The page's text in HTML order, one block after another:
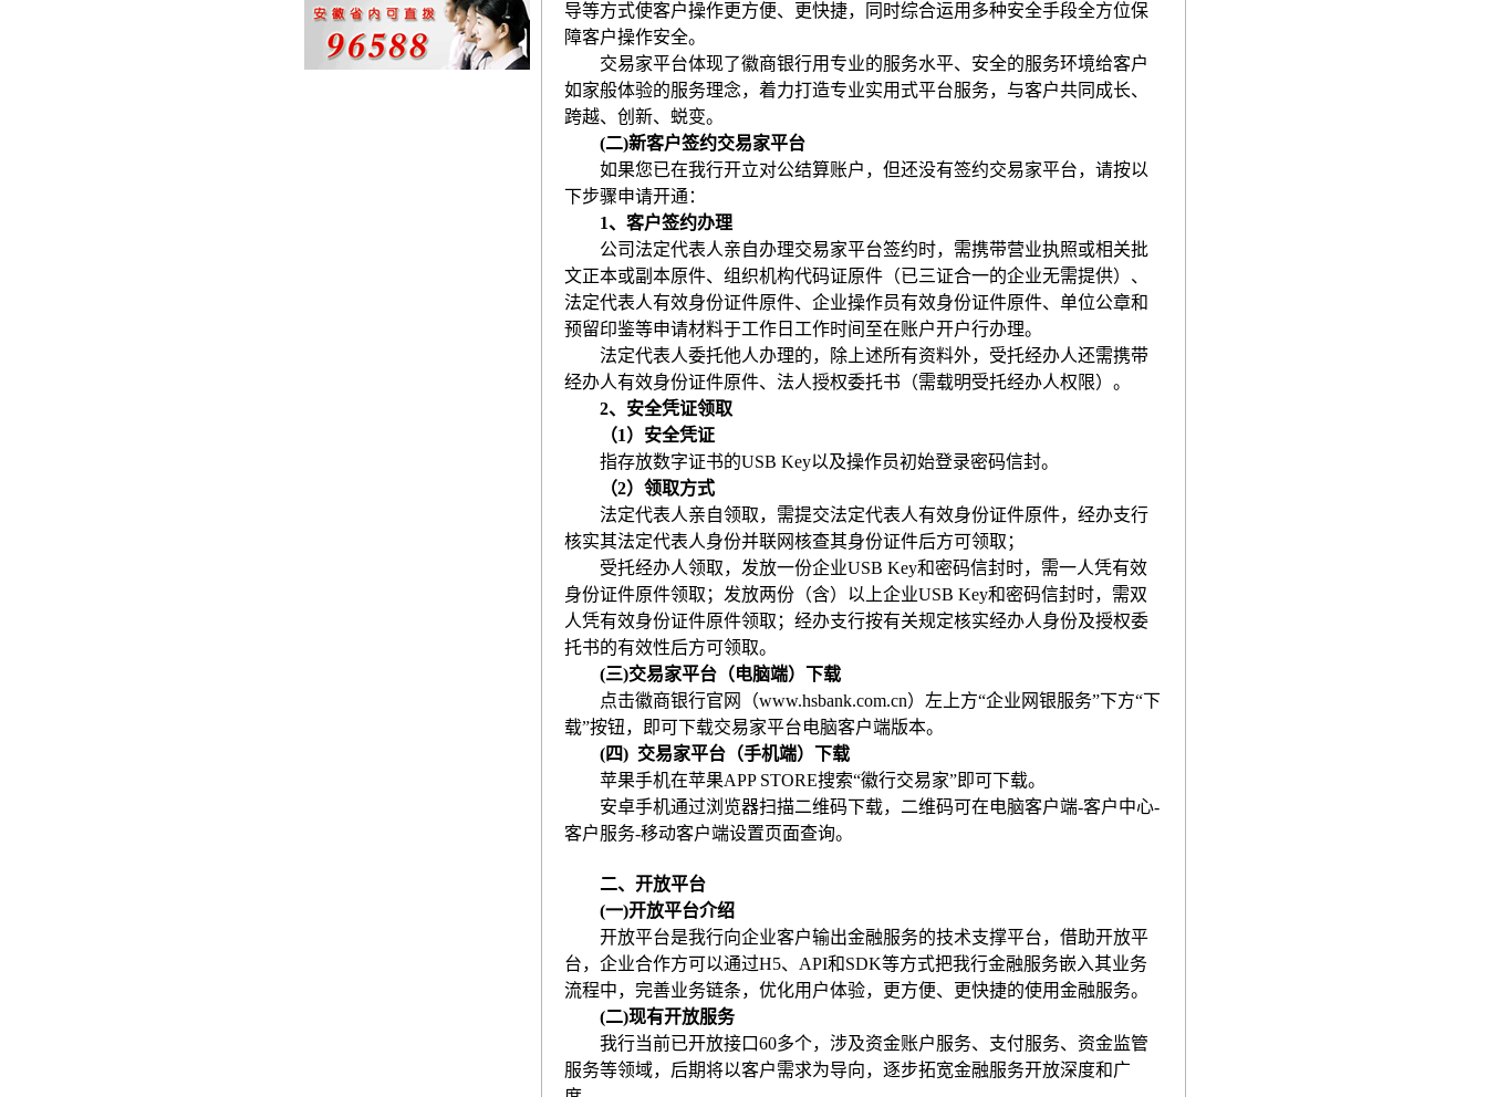
导等方式使客户操作更方便、更快捷，同时综合运用多种安全手段全方位保
障客户操作安全。
交易家平台体现了徽商银行用专业的服务水平、安全的服务环境给客户
如家般体验的服务理念，着力打造专业实用式平台服务，与客户共同成长、
跨越、创新、蜕变。
(二)新客户签约交易家平台
如果您已在我行开立对公结算账户，但还没有签约交易家平台，请按以
下步骤申请开通：
1、客户签约办理
公司法定代表人亲自办理交易家平台签约时，需携带营业执照或相关批
文正本或副本原件、组织机构代码证原件（已三证合一的企业无需提供）、
法定代表人有效身份证件原件、企业操作员有效身份证件原件、单位公章和
预留印鉴等申请材料于工作日工作时间至在账户开户行办理。
法定代表人委托他人办理的，除上述所有资料外，受托经办人还需携带
经办人有效身份证件原件、法人授权委托书（需载明受托经办人权限）。
2、安全凭证领取
（1）安全凭证
指存放数字证书的USB Key以及操作员初始登录密码信封。
（2）领取方式
法定代表人亲自领取，需提交法定代表人有效身份证件原件，经办支行
核实其法定代表人身份并联网核查其身份证件后方可领取；
受托经办人领取，发放一份企业USB Key和密码信封时，需一人凭有效
身份证件原件领取；发放两份（含）以上企业USB Key和密码信封时，需双
人凭有效身份证件原件领取；经办支行按有关规定核实经办人身份及授权委
托书的有效性后方可领取。
(三)交易家平台（电脑端）下载
点击徽商银行官网（www.hsbank.com.cn）左上方“企业网银服务”下方“下
载”按钮，即可下载交易家平台电脑客户端版本。
(四) 交易家平台（手机端）下载
苹果手机在苹果APP STORE搜索“徽行交易家”即可下载。
安卓手机通过浏览器扫描二维码下载，二维码可在电脑客户端-客户中心-
客户服务-移动客户端设置页面查询。
二、开放平台
(一)开放平台介绍
开放平台是我行向企业客户输出金融服务的技术支撑平台，借助开放平
台，企业合作方可以通过H5、 API和SDK等方式把我行金融服务嵌入其业务
流程中，完善业务链条，优化用户体验，更方便、更快捷的使用金融服务。
(二)现有开放服务
我行当前已开放接口60多个，涉及资金账户服务、支付服务、资金监管
服务等领域，后期将以客户需求为导向，逐步拓宽金融服务开放深度和广